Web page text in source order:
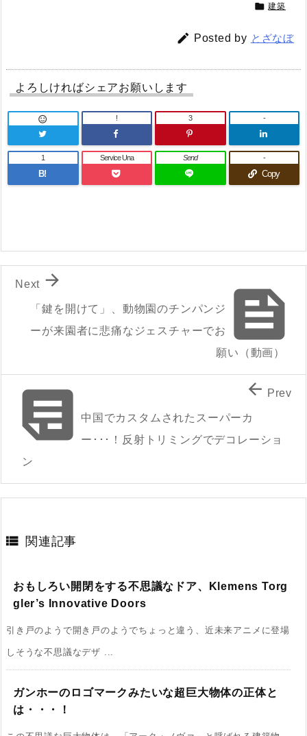
 建築
 Posted by とざなぼ
よろしければシェアお願いします
 ! 3 -
B!
1 Service Una Send
Copy
-

「鍵を開けて」、動物園のチンパンジ
ーが来園者に悲痛なジェスチャーでお
願い（動画）

Next
中国でカスタムされたスーパーカ
ー･･･！反射トリミングでデコレーショ
ン
 Prev
 関連記事
おもしろい開閉をする不思議なドア、Klemens Torg
gler’s Innovative Doors
引き戸のようで開き戸のようでちょっと違う、近未来アニメに登場
しそうな不思議なデザ ...
ガンホーのロゴマークみたいな超巨大物体の正体と
は・・・！